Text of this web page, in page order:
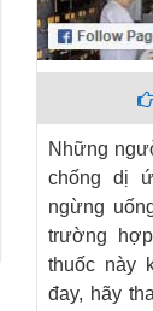
Những
chống dị
ngừng
trường
thuốc này
đay, hãy